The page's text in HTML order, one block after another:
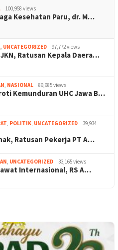
100,958 views
Kesehatan Paru, dr. M…
, UNCATEGORIZED 97,772 views
Ratusan Kepala Daera…
, NASIONAL 89,985 views
Kemunduran UHC Jawa B…
, POLITIK, UNCATEGORIZED
39,934
Ratusan Pekerja PT A…
, UNCATEGORIZED 33,165 views
Internasional, RS A…